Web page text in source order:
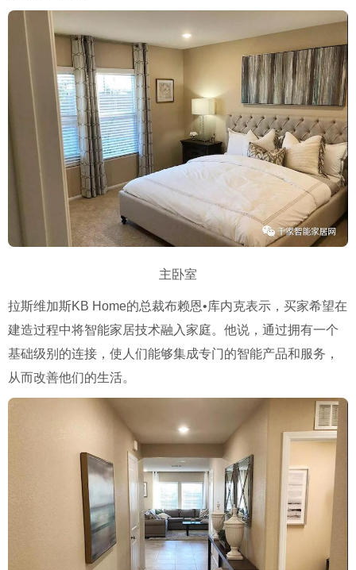
主卧室
拉斯维加斯KB Home的总裁布赖恩•库内克表示，买家希望在
建造过程中将智能家居技术融入家庭。他说，通过拥有一个
基础级别的连接，使人们能够集成专门的智能产品和服务，
从而改善他们的生活。